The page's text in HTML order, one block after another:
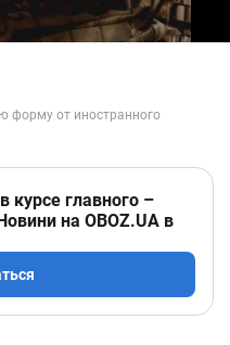
курсе главного –
на OBOZ.UA в